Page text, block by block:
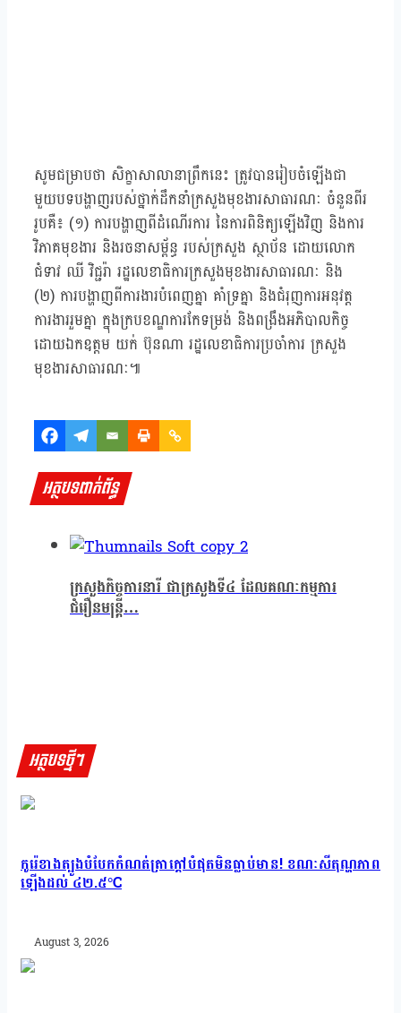
សូមជម្រាបថា សិក្ខាសាលានាព្រឹកនេះ ត្រូវបានរៀបចំឡើងជា
មួយបទបង្ហាញរបស់ថ្នាក់ដឹកនាំក្រសួងមុខងារសាធារណៈ ចំនួនពីរ
រូបគឺ៖ (១) ការបង្ហាញពីដំណើរការ នៃការពិនិត្យឡើងវិញ និងការ
វិភាគមុខងារ និងរចនាសម្ព័ន្ធ របស់ក្រសួង ស្ថាប័ន ដោយលោក
ជំទាវ ឈី វិជ្ជរ៉ា រដ្ឋលេខាធិការក្រសួងមុខងារសាធារណៈ និង
(២) ការបង្ហាញពីការងារបំពេញគ្នា គាំទ្រគ្នា និងជំរុញការអនុវត្ត
ការងាររួមគ្នា ក្នុងក្របខណ្ឌការកែទម្រង់ និងពង្រឹងអភិបាលកិច្ច
ដោយឯកឧត្តម យក់ ប៊ុនណា រដ្ឋលេខាធិការប្រចាំការ ក្រសួង
មុខងារសាធារណៈ៕
អត្ថបទពាក់ព័ន្ធ
ក្រសួងកិច្ចការនារី ជាក្រសួងទី៤ ដែលគណៈកម្មការ
ជំរឿនមន្ត្រី…
អត្ថបទថ្មីៗ
កូរ៉េខាងត្បូងបំបែកកំណត់ត្រាក្ដៅបំផុតមិនធ្លាប់មាន! ខណៈសីតុណ្ហភាព
ឡើងដល់ ៤២.៥°C
August 3, 2026